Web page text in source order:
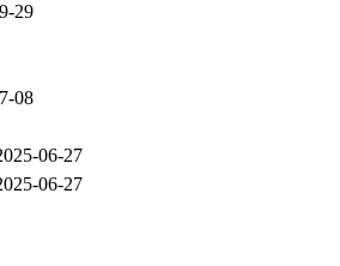
29
08
06-27
06-27